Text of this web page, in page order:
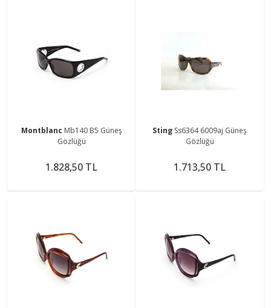
Montblanc Mb140 B5 Güneş
Gözlüğü
1.828,50 TL
Sting Ss6364 6009aj Güneş
Gözlüğü
1.713,50 TL